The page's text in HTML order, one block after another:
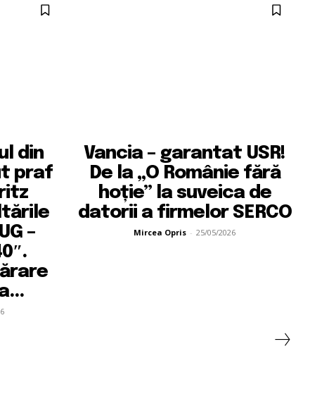
din
praf
–
Vancia – garantat USR!
De la „O Românie fără
hoție” la suveica de
datorii a firmelor SERCO
Mircea Opris - 25/05/2026